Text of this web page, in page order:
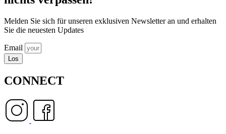
Melden Sie sich für unseren exklusiven Newsletter an und erhalten
Sie die neuesten Updates
Email
Los
CONNECT